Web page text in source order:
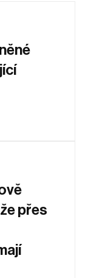
přes